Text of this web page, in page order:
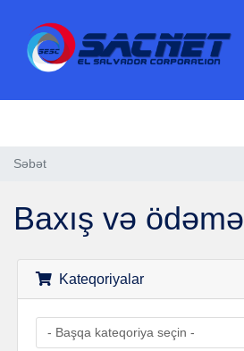
Səbət
Baxış və ödəmə
Kateqoriyalar